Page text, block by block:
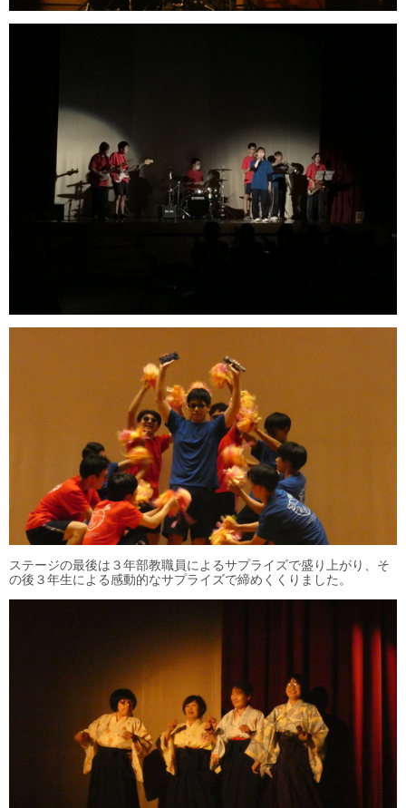
ステージの最後は３年部教職員によるサプライズで盛り上がり、そ
の後３年生による感動的なサプライズで締めくくりました。